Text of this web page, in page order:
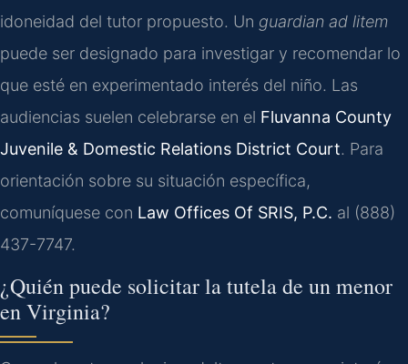
idoneidad del tutor propuesto. Un guardian ad litem
puede ser designado para investigar y recomendar lo
que esté en experimentado interés del niño. Las
audiencias suelen celebrarse en el Fluvanna County
Juvenile & Domestic Relations District Court. Para
orientación sobre su situación específica,
comuníquese con Law Offices Of SRIS, P.C. al (888)
437-7747.
¿Quién puede solicitar la tutela de un menor
en Virginia?